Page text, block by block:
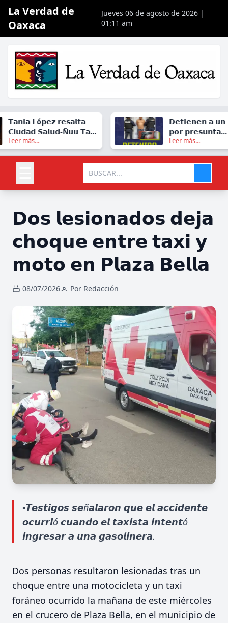
La Verdad de
Oaxaca
Jueves 06 de agosto de 2026 |
01:11 am
𝗧𝗮𝗻𝗶𝗮 𝗟ó𝗽𝗲𝘇 𝗿𝗲𝘀𝗮𝗹𝘁𝗮
𝗖𝗶𝘂𝗱𝗮𝗱 𝗦𝗮𝗹𝘂𝗱-Ñ𝘂𝘂 𝗧𝗮𝘁𝗮
𝗰𝗼𝗺𝗼 𝘂𝗻 𝗮𝗰𝘁𝗼 𝗱𝗲
𝗷𝘂𝘀𝘁𝗶𝗰𝗶𝗮 𝗽𝗮𝗿𝗮 𝗢𝗮𝘅𝗮𝗰𝗮
Leer más...
𝗗𝗲𝘁𝗶𝗲𝗻𝗲𝗻 𝗮
𝗽𝗼𝗿 𝗽𝗿𝗲𝘀𝘂𝗻𝘁𝗮
𝗽𝗼𝗿𝘁𝗮𝗰𝗶ó𝗻 𝗱𝗲
𝗳𝘂𝗲𝗴𝗼 𝗲𝗻
𝗝𝘂á𝗿𝗲𝘇
Leer más...
𝗗𝗼𝘀 𝗹𝗲𝘀𝗶𝗼𝗻𝗮𝗱𝗼𝘀 𝗱𝗲𝗷𝗮
𝗰𝗵𝗼𝗾𝘂𝗲 𝗲𝗻𝘁𝗿𝗲 𝘁𝗮𝘅𝗶 𝘆
𝗺𝗼𝘁𝗼 𝗲𝗻 𝗣𝗹𝗮𝘇𝗮 𝗕𝗲𝗹𝗹𝗮
08/07/2026 Por Redacción
▪️𝙏𝙚𝙨𝙩𝙞𝙜𝙤𝙨 𝙨𝙚ñ𝙖𝙡𝙖𝙧𝙤𝙣 𝙦𝙪𝙚 𝙚𝙡 𝙖𝙘𝙘𝙞𝙙𝙚𝙣𝙩𝙚
𝙤𝙘𝙪𝙧𝙧𝙞ó 𝙘𝙪𝙖𝙣𝙙𝙤 𝙚𝙡 𝙩𝙖𝙭𝙞𝙨𝙩𝙖 𝙞𝙣𝙩𝙚𝙣𝙩ó
𝙞𝙣𝙜𝙧𝙚𝙨𝙖𝙧 𝙖 𝙪𝙣𝙖 𝙜𝙖𝙨𝙤𝙡𝙞𝙣𝙚𝙧𝙖.
Dos personas resultaron lesionadas tras un
choque entre una motocicleta y un taxi
foráneo ocurrido la mañana de este miércoles
en el crucero de Plaza Bella, en el municipio de